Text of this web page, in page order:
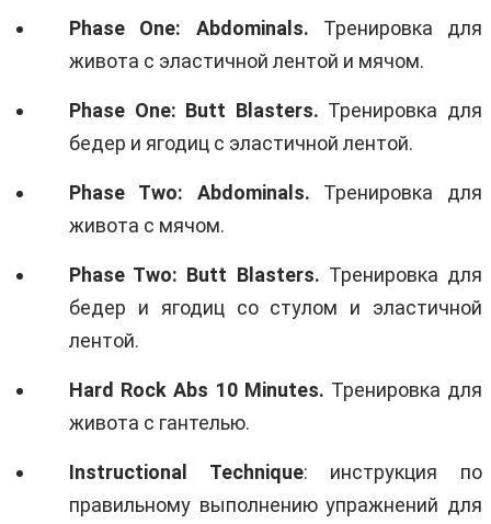
Phase One: Abdominals. Тренировка для
живота с эластичной лентой и мячом.
Phase One: Butt Blasters. Тренировка для
бедер и ягодиц с эластичной лентой.
Phase Two: Abdominals. Тренировка для
живота c мячом.
Phase Two: Butt Blasters. Тренировка для
бедер и ягодиц со стулом и эластичной
лентой.
Hard Rock Abs 10 Minutes. Тренировка для
живота с гантелью.
Instructional Technique: инструкция по
правильному выполнению упражнений для